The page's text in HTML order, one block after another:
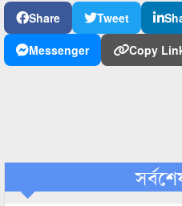
Share Tweet
Messenger
Copy